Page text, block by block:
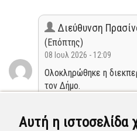
Αυτή η ιστοσελίδα
Διεύθυνση
(Επόπτης)
08 Ιουλ 2026 - 12:09
Ολοκληρώθηκε η
τον Δήμο.